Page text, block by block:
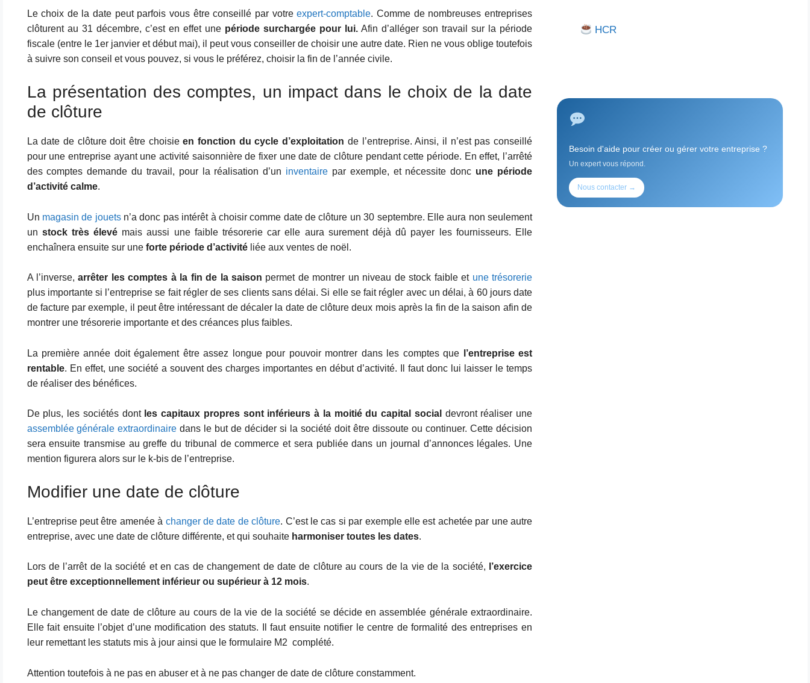
Le choix de la date peut parfois vous être conseillé par votreexpert-comptable. Comme de nombreuses entreprises
clôturent au 31 décembre, c’est en effet une période surchargée pour lui.Afin d’alléger son travail sur la période
fiscale (entre le 1er janvier et début mai), il peut vous conseiller de choisir une autre date. Rien ne vous oblige toutefois
à suivre son conseil et vous pouvez, si vous le préférez, choisir la fin de l’année civile.
La présentation des comptes, un impact dans le choix de la date
de clôture
La date de clôture doit être choisieen fonction du cycle d’exploitation de l’entreprise. Ainsi, il n’est pas conseillé
pour une entreprise ayant une activité saisonnière de fixer une date de clôture pendant cette période. En effet, l’arrêté
des comptes demande du travail, pour la réalisation d’un inventaire par exemple, et nécessite donc une période
d’activité calme.
Un magasin de jouetsn’a donc pas intérêt à choisir comme date de clôture un 30 septembre. Elle aura non seulement
un stock très élevé mais aussi une faible trésorerie car elle aura surement déjà dû payer les fournisseurs. Elle
enchaînera ensuite sur une forte période d’activitéliée aux ventes de noël.
A l’inverse,arrêter les comptes à la fin de la saison permet de montrer un niveau de stock faible et une trésorerie
plus importante si l’entreprise se fait régler de ses clients sans délai. Si elle se fait régler avec un délai, à 60 jours date
de facture par exemple, il peut être intéressant de décaler la date de clôture deux mois après la fin de la saison afin de
montrer une trésorerie importante et des créances plus faibles.
La première année doit également être assez longue pour pouvoir montrer dans les comptes que
l’entreprise est
rentable. En effet, une société a souvent des charges importantes en début d’activité. Il faut donc lui laisser le temps
de réaliser des bénéfices.
De plus, les sociétés dont les capitaux propres sont inférieurs à la moitié du capital social devront réaliser une
assemblée générale extraordinaire dans le but de décider si la société doit être dissoute ou continuer. Cette décision
sera ensuite transmise au greffe du tribunal de commerce et sera publiée dans un journal d’annonces légales. Une
mention figurera alors sur le k-bis de l’entreprise.
Modifier une date de clôture
L’entreprise peut être amenée à changer de date de clôture. C’est le cas si par exemple elle est achetée par une autre
entreprise, avec une date de clôture différente, et qui souhaite harmoniser toutes les dates.
Lors de l’arrêt de la société et en cas de changement de date de clôture au cours de la vie de la société,
l’exercice
peut être exceptionnellement inférieur ou supérieur à 12 mois.
Le changement de date de clôture au cours de la vie de la société se décide en assemblée générale extraordinaire.
Elle fait ensuite l’objet d’une modification des statuts. Il faut ensuite notifier le centre de formalité des entreprises en
leur remettant les statuts mis à jour ainsi que le formulaire M2 complété.
Attention toutefois à ne pas en abuser et à ne pas changer de date de clôture constamment.
HCR
Besoin d'aide pour créer ou gérer votre entreprise ?
Un expert vous répond.
Nous contacter →